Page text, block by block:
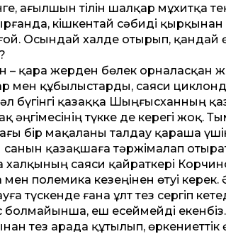
ағылшын тілін шалқар мұхитқа
кішкен­тай сәбиді
Осындай халде отырып, қандай
– қара жерден бөлек
мен құбылыстарды, саяси
бүгінгі қазаққа Шыңғысханның
әңгімесінің түкке де керегі жоқ.
бір мақаланы талдау қараша
қазақшаға тәржімалап
халқының саяси қайраткері
мен полемика кезеңінен өтуі
түскенде ғана ұлт тез сергіп
болмайынша, еш есеймейді
тез арада құтылып,